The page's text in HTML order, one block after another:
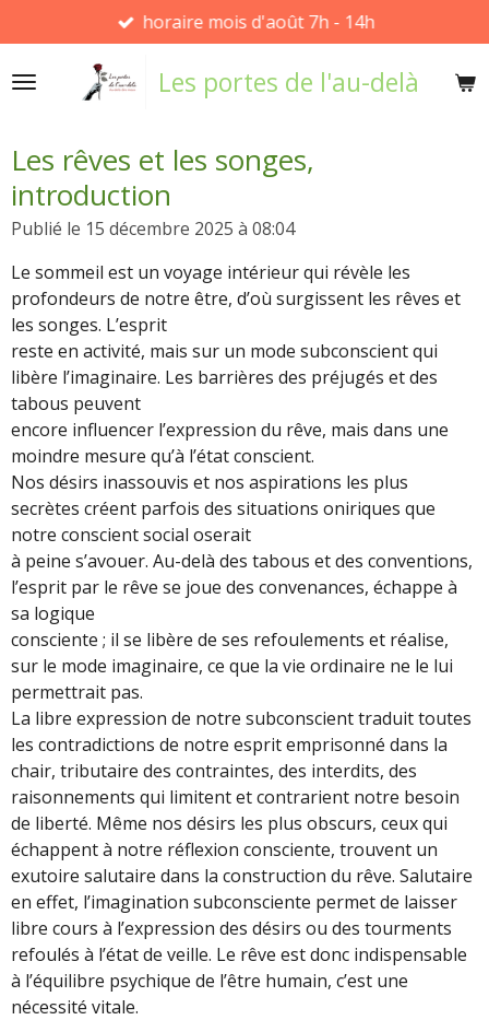
au
contenu
Les portes de l'au-delà
horaire mois d'août 7h - 14h
Les rêves et les songes,
introduction
Publié le 15 décembre 2025 à 08:04
Le sommeil est un voyage intérieur qui révèle les
profondeurs de notre être, d’où surgissent les rêves et
les songes. L’esprit
reste en activité, mais sur un mode subconscient qui
libère l’imaginaire. Les barrières des préjugés et des
tabous peuvent
encore influencer l’expression du rêve, mais dans une
moindre mesure qu’à l’état conscient.
Nos désirs inassouvis et nos aspirations les plus
secrètes créent parfois des situations oniriques que
notre conscient social oserait
à peine s’avouer. Au-delà des tabous et des conventions,
l’esprit par le rêve se joue des convenances, échappe à
sa logique
consciente ; il se libère de ses refoulements et réalise,
sur le mode imaginaire, ce que la vie ordinaire ne le lui
permettrait pas.
La libre expression de notre subconscient traduit toutes
les contradictions de notre esprit emprisonné dans la
chair, tributaire des contraintes, des interdits, des
raisonnements qui limitent et contrarient notre besoin
de liberté. Même nos désirs les plus obscurs, ceux qui
échappent à notre réflexion consciente, trouvent un
exutoire salutaire dans la construction du rêve. Salutaire
en effet, l’imagination subconsciente permet de laisser
libre cours à l’expression des désirs ou des tourments
refoulés à l’état de veille. Le rêve est donc indispensable
à l’équilibre psychique de l’être humain, c’est une
nécessité vitale.